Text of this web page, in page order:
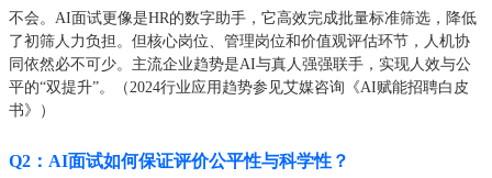
不会。AI面试更像是HR的数字助手，它高效完成批量标准筛选，降低
了初筛人力负担。但核心岗位、管理岗位和价值观评估环节，人机协
同依然必不可少。主流企业趋势是AI与真人强强联手，实现人效与公
平的“双提升”。（2024行业应用趋势参见艾媒咨询《AI赋能招聘白皮
书》）
Q2：AI面试如何保证评价公平性与科学性？